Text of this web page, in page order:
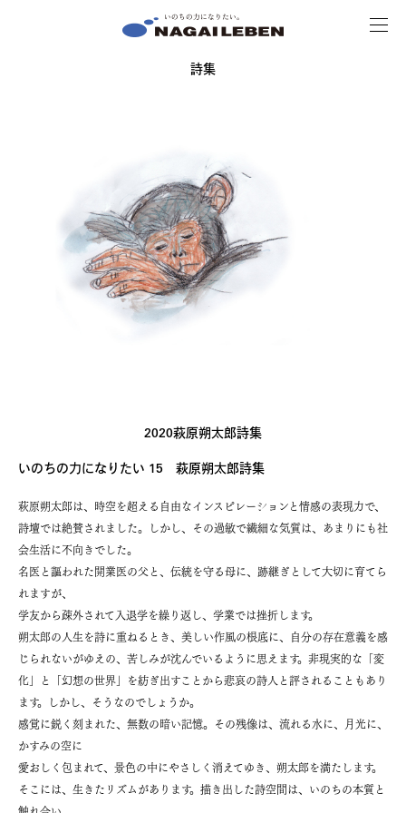
MENU
詩集
2020萩原朔太郎詩集
いのちの力になりたい 15 萩原朔太郎詩集
萩原朔太郎は、時空を超える自由なインスピレーションと情感の表現力で、
詩壇では絶賛されました。しかし、その過敏で繊細な気質は、あまりにも社
会生活に不向きでした。
名医と謳われた開業医の父と、伝統を守る母に、跡継ぎとして大切に育てら
れますが、
学友から疎外されて入退学を繰り返し、学業では挫折します。
朔太郎の人生を詩に重ねるとき、美しい作風の根底に、自分の存在意義を感
じられないがゆえの、苦しみが沈んでいるように思えます。非現実的な「変
化」と「幻想の世界」を紡ぎ出すことから悲哀の詩人と評されることもあり
ます。しかし、そうなのでしょうか。
感覚に鋭く刻まれた、無数の暗い記憶。その残像は、流れる水に、月光に、
かすみの空に
愛おしく包まれて、景色の中にやさしく消えてゆき、朔太郎を満たします。
そこには、生きたリズムがあります。描き出した詩空間は、いのちの本質と